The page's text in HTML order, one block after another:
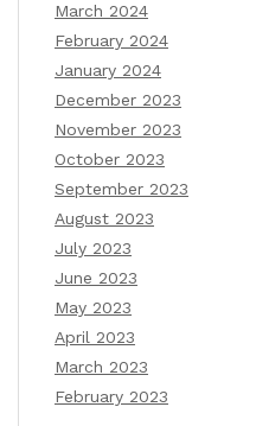
March 2024
February 2024
January 2024
December 2023
November 2023
October 2023
September 2023
August 2023
July 2023
June 2023
May 2023
April 2023
March 2023
February 2023